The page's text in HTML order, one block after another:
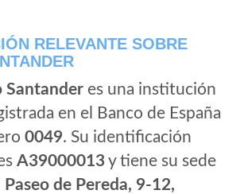
RELEVANTE SOBRE
Santander es una institución
en el Banco de España
0049. Su identificación
A39000013y tiene su sede
Paseo de Pereda, 9-12,